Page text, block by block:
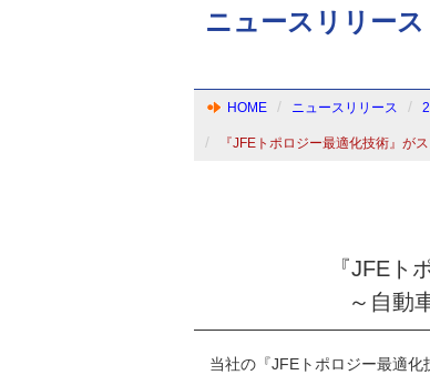
ニュースリリース
HOME ニュースリリース
『JFEトポロジー最適化技術』が
『JFEト
～自動
当社の『JFEトポロジー最適化